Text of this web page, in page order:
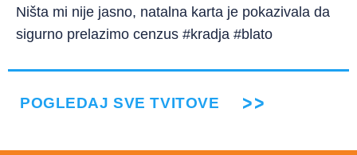
Ništa mi nije jasno, natalna karta je pokazivala da
sigurno prelazimo cenzus #kradja #blato
POGLEDAJ SVE TVITOVE